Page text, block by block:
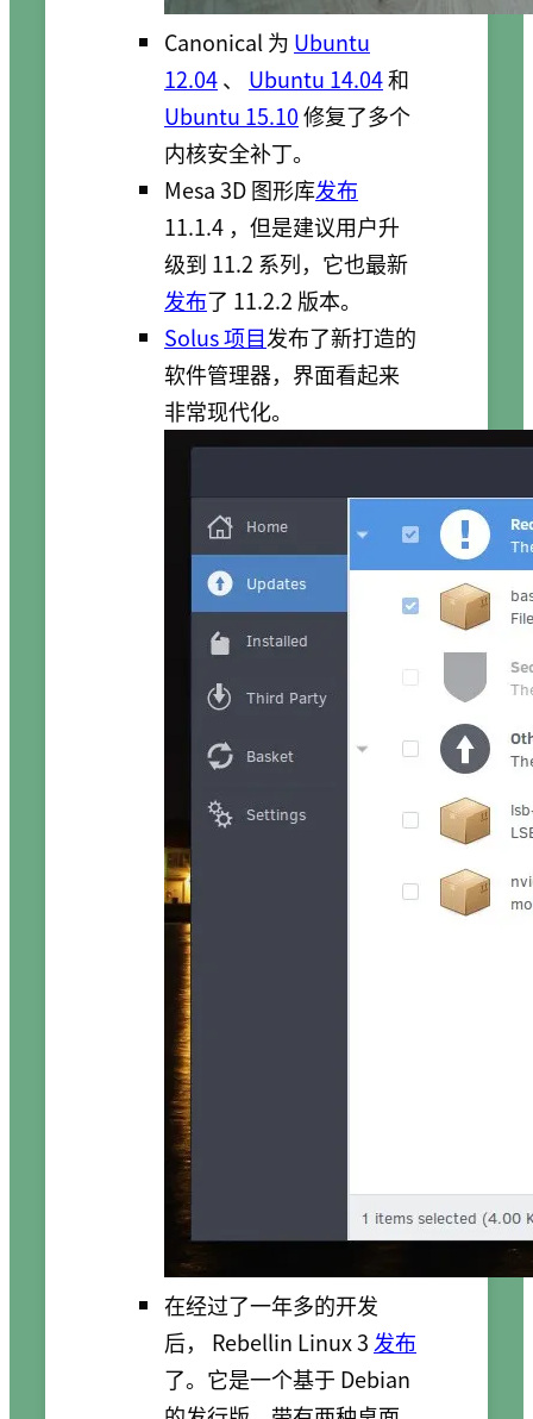
Canonical 为 Ubuntu
12.04、 Ubuntu 14.04和
Ubuntu 15.10修复了多个
内核安全补丁。
Mesa 3D 图形库发布
11.1.4 ，但是建议用户升
级到 11.2 系列，它也最新
发布了 11.2.2 版本。
Solus 项目发布了新打造的
软件管理器，界面看起来
非常现代化。
在经过了一年多的开发
后， Rebellin Linux 3 发布
了。它是一个基于 Debian